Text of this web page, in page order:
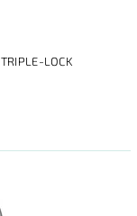
LOCK